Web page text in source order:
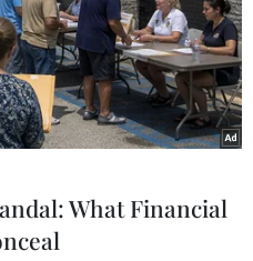
What Financial